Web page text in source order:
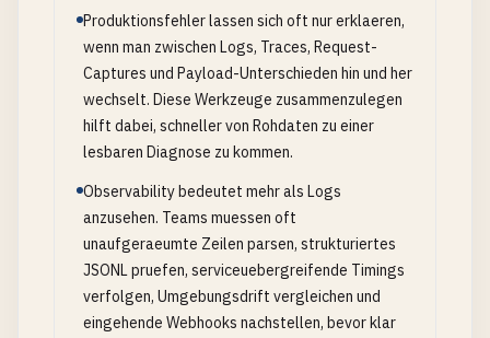
Produktionsfehler lassen sich oft nur erklaeren,
wenn man zwischen Logs, Traces, Request-
Captures und Payload-Unterschieden hin und her
wechselt. Diese Werkzeuge zusammenzulegen
hilft dabei, schneller von Rohdaten zu einer
lesbaren Diagnose zu kommen.
Observability bedeutet mehr als Logs
anzusehen. Teams muessen oft
unaufgeraeumte Zeilen parsen, strukturiertes
JSONL pruefen, serviceuebergreifende Timings
verfolgen, Umgebungsdrift vergleichen und
eingehende Webhooks nachstellen, bevor klar